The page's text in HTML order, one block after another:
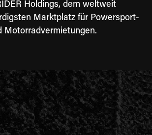
Holdings, dem weltweit
Marktplatz für Powersport-
Motorradvermietungen.